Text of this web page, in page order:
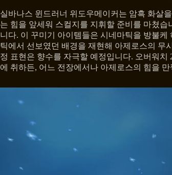
실바나스 윈드러너 위도우메이커는 암흑 화살
는 힘을 앞세워 스컬지를 지휘할 준비를 마쳤
니다. 이 꾸미기 아이템들은 시네마틱을 방불
틱에서 선보였던 배경을 재현해 아제로스의 무
정 표현은 향수를 자극할 예정입니다. 오버워
에 취하든, 어느 전장에서나 아제로스의 힘을